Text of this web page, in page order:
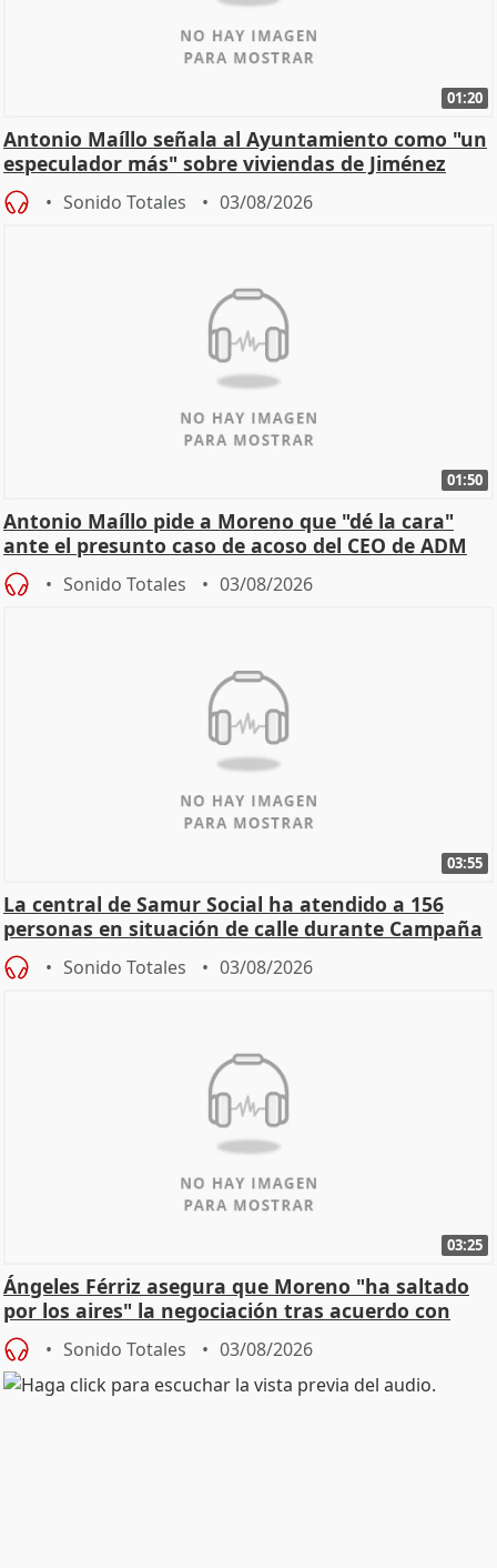
01:20
Antonio Maíllo señala al Ayuntamiento como "un
especulador más" sobre viviendas de Jiménez
Becerril
Sonido Totales 03/08/2026
01:50
Antonio Maíllo pide a Moreno que "dé la cara"
ante el presunto caso de acoso del CEO de ADM
Sonido Totales 03/08/2026
03:55
La central de Samur Social ha atendido a 156
personas en situación de calle durante Campaña
de Calor
Sonido Totales 03/08/2026
03:25
Ángeles Férriz asegura que Moreno "ha saltado
por los aires" la negociación tras acuerdo con
SMA
Sonido Totales 03/08/2026